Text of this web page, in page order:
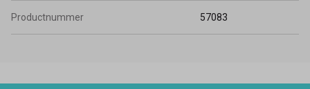
Productnummer 57083